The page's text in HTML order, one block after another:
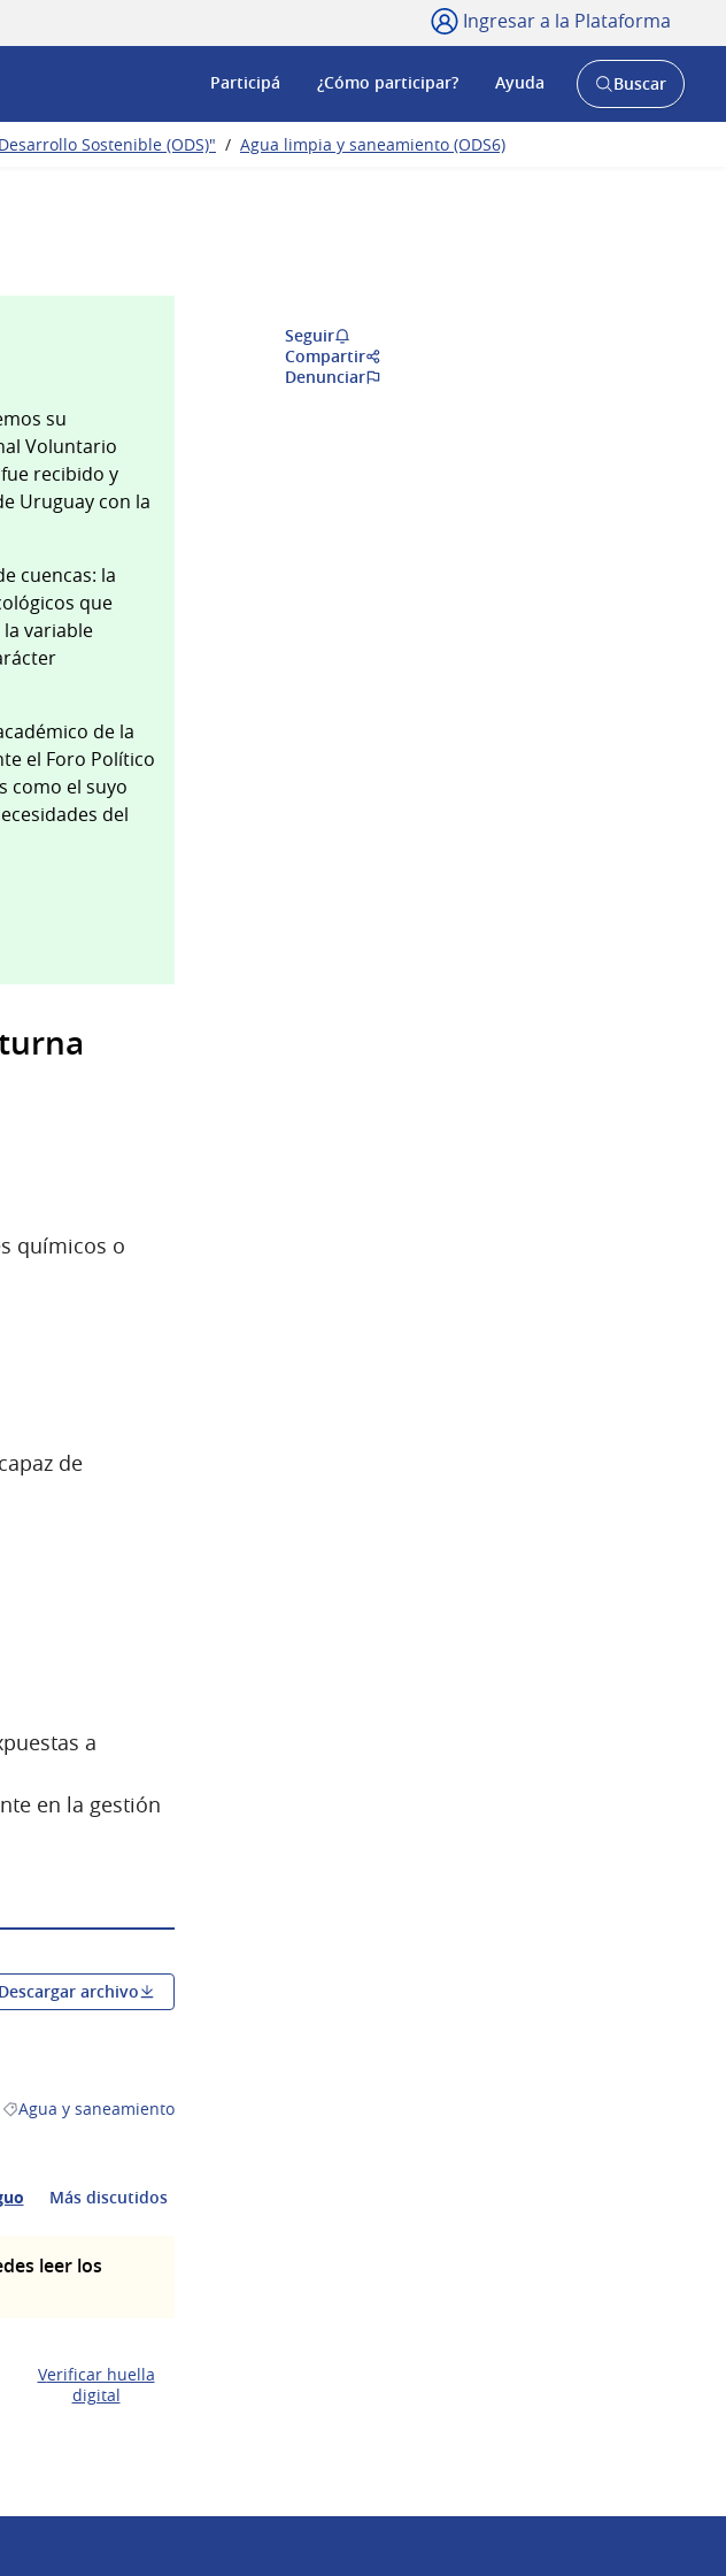
Ingresar a la Plataforma
Participá ¿Cómo participar? Ayuda
AbrirBuscar
Sostenible (ODS)" / Agua limpia y saneamiento (ODS6)
su
Voluntario
recibido y
Uruguay con la
cuencas: la
que
variable
de la
el Foro Político
como el suyo
del
químicos o
de
a
en la gestión
Descargar archivo
Resultados al filtrar por la categoría: Agua y saneamiento
Agua y saneamiento
Seguir
Compartir
Denunciar
Más discutidos
leer los
Verificar huella
digital